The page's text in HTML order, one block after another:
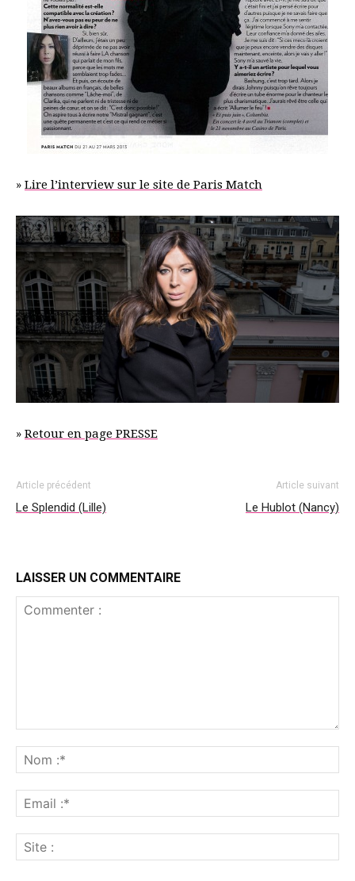
» Lire l’interview sur le site de Paris Match
» Retour en page PRESSE
Article précédent
Le Splendid (Lille)
Article suivant
Le Hublot (Nancy)
LAISSER UN COMMENTAIRE